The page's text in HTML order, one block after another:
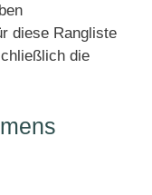
diese Rangliste
die